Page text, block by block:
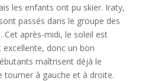
les enfants ont pu skier. Iraty,
passés dans le groupe des
Cet après-midi, le soleil est
donc un bon
maîtrisent déjà le
tourner à gauche et à droite.